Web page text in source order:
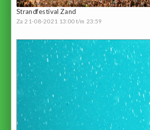
Strandfestival Zand
Za 21-08-2021 13:00 t/m 23:59